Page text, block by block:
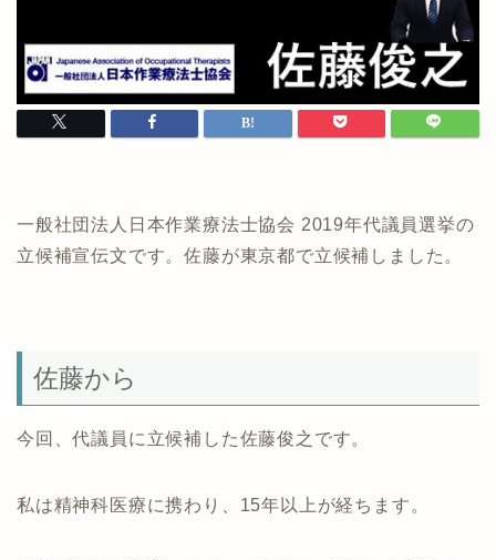
一般社団法人日本作業療法士協会 2019年代議員選挙の
立候補宣伝文です。佐藤が東京都で立候補しました。
佐藤から
今回、代議員に立候補した佐藤俊之です。
私は精神科医療に携わり、15年以上が経ちます。